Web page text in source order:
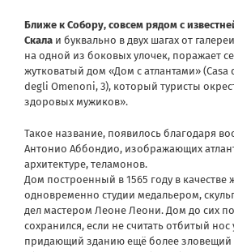
Ближе к Собору, совсем рядом с
Скала и буквально в двух шагах от
на одной из боковых улочек, поражает
жутковатый дом «Дом с атлантами» (Casa
degli Omenoni, 3), который туристы
здоровых мужиков».
Такое название, появилось благодаря
Антонио Аббондио, изображающих
архитектуре, теламонов.
Дом построенный в 1565 году в качестве
одновременно студии медальером,
дел мастером Леоне Леони. Дом до сих
сохранился, если не считать отбитый
придающий зданию ещё более зловещий